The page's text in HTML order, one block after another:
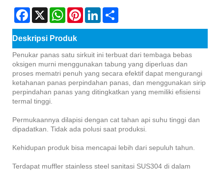
Facebook
X WhatsAppPinterestLinkedIn
Deskripsi Produk
Penukar panas satu sirkuit ini terbuat dari tembaga bebas
oksigen murni menggunakan tabung yang diperluas dan
proses mematri penuh yang secara efektif dapat mengurangi
ketahanan panas perpindahan panas, dan menggunakan sirip
perpindahan panas yang ditingkatkan yang memiliki efisiensi
termal tinggi.
Permukaannya dilapisi dengan cat tahan api suhu tinggi dan
dipadatkan. Tidak ada polusi saat produksi.
Kehidupan produk bisa mencapai lebih dari sepuluh tahun.
Terdapat muffler stainless steel sanitasi SUS304 di dalam